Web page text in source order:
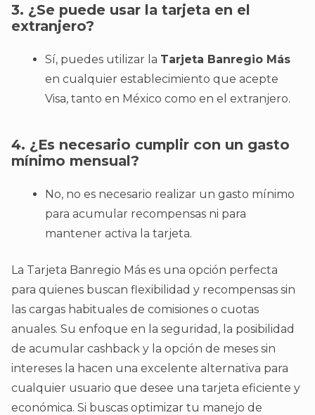
3. ¿Se puede usar la tarjeta en el
extranjero?
Sí, puedes utilizar la Tarjeta Banregio Más
en cualquier establecimiento que acepte
Visa, tanto en México como en el extranjero.
4. ¿Es necesario cumplir con un gasto
mínimo mensual?
No, no es necesario realizar un gasto mínimo
para acumular recompensas ni para
mantener activa la tarjeta.
La Tarjeta Banregio Más es una opción perfecta
para quienes buscan flexibilidad y recompensas sin
las cargas habituales de comisiones o cuotas
anuales. Su enfoque en la seguridad, la posibilidad
de acumular cashback y la opción de meses sin
intereses la hacen una excelente alternativa para
cualquier usuario que desee una tarjeta eficiente y
económica. Si buscas optimizar tu manejo de